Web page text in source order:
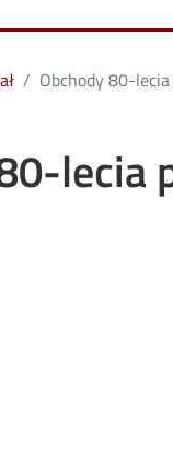
Obchody 80-
lecia